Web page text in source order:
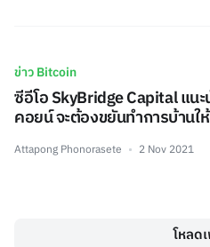
ข่าว Bitcoin
ซีอีโอ SkyBridge Capital แน
คอยน์ จะต้องขยันทำการบ้านใ
Attapong Phonorasete 2 Nov 2021
โหลด